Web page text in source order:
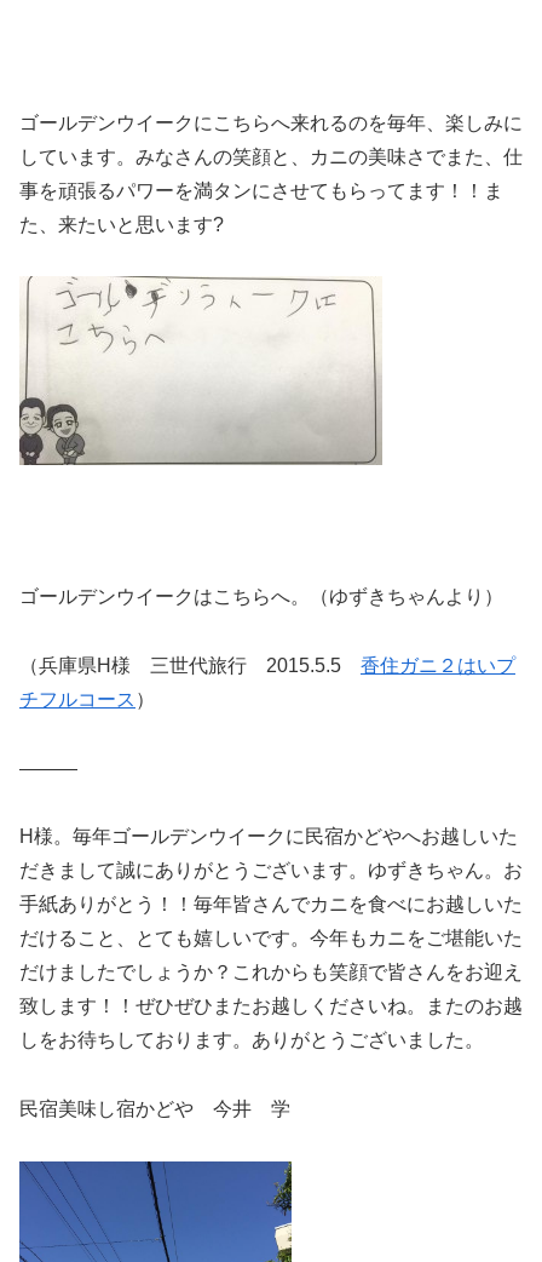
ゴールデンウイークにこちらへ来れるのを毎年、楽しみに
しています。みなさんの笑顔と、カニの美味さでまた、仕
事を頑張るパワーを満タンにさせてもらってます！！ま
た、来たいと思います?
ゴールデンウイークはこちらへ。（ゆずきちゃんより）
（兵庫県H様 三世代旅行 2015.5.5 香住ガニ２はいプ
チフルコース ）
———
H様。毎年ゴールデンウイークに民宿かどやへお越しいた
だきまして誠にありがとうございます。ゆずきちゃん。お
手紙ありがとう！！毎年皆さんでカニを食べにお越しいた
だけること、とても嬉しいです。今年もカニをご堪能いた
だけましたでしょうか？これからも笑顔で皆さんをお迎え
致します！！ぜひぜひまたお越しくださいね。またのお越
しをお待ちしております。ありがとうございました。
民宿美味し宿かどや 今井 学